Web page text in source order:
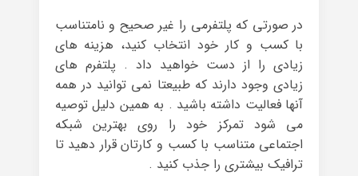
در صورتی که پلتفرمی را غیر صحیح و نامتناسب
با کسب و کار خود انتخاب کنید، هزینه های
زیادی را از دست خواهید داد . پلتفرم های
زیادی وجود دارند که طبیعتا نمی توانید در همه
آنها فعالیت داشته باشید . به همین دلیل توصیه
می شود تمرکز خود را روی بهترین شبکه
اجتماعی متناسب با کسب و کارتان قرار دهید تا
ترافیک بیشتری را جذب کنید .